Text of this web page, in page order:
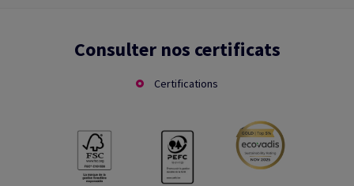
Consulter nos certificats
Certifications